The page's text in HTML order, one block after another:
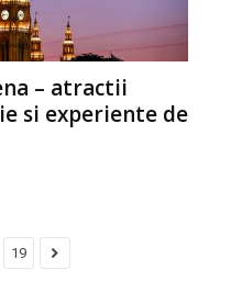
– atractii
si experiente de
19